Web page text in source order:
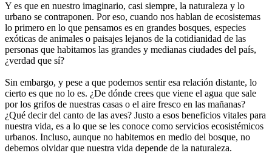
Y es que en nuestro imaginario, casi siempre, la naturaleza y lo
urbano se contraponen. Por eso, cuando nos hablan de ecosistemas
lo primero en lo que pensamos es en grandes bosques, especies
exóticas de animales o paisajes lejanos de la cotidianidad de las
personas que habitamos las grandes y medianas ciudades del país,
¿verdad que sí?
Sin embargo, y pese a que podemos sentir esa relación distante, lo
cierto es que no lo es. ¿De dónde crees que viene el agua que sale
por los grifos de nuestras casas o el aire fresco en las mañanas?
¿Qué decir del canto de las aves? Justo a esos beneficios vitales para
nuestra vida, es a lo que se les conoce como servicios ecosistémicos
urbanos. Incluso, aunque no habitemos en medio del bosque, no
debemos olvidar que nuestra vida depende de la naturaleza.